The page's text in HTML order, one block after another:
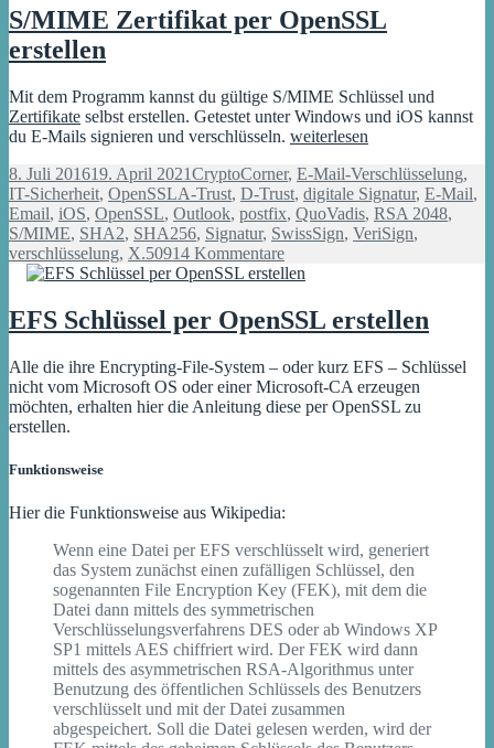
with
SoftHSM2
OpenSSL
X.509
SoftHSM2
S/MIME Zertifikat per OpenSSL
erstellen
Mit dem Programm kannst du gültige S/MIME Schlüssel und
Zertifikate selbst erstellen. Getestet unter Windows und iOS kannst
du E-Mails signieren und verschlüsseln. S/MIME
per
OpenSSL
erstellen
weiterlesen
Veröffentlicht
am
8. Juli 201619. April 2021Kategorien
CryptoCorner, E-Mail-Verschlüsselung,
IT-Sicherheit, OpenSSLSchlagwörter
A-Trust, D-Trust, digitale Signatur, E-Mail,
Email, iOS, OpenSSL, Outlook, postfix, QuoVadis, RSA 2048,
S/MIME, SHA2, SHA256, Signatur, SwissSign, VeriSign,
verschlüsselung, X.50914 Kommentarezu
S/MIME
per
OpenSSL
EFS Schlüssel per OpenSSL erstellen
Alle die ihre Encrypting-File-System – oder kurz EFS – Schlüssel
nicht vom Microsoft OS oder einer Microsoft-CA erzeugen
möchten, erhalten hier die Anleitung diese per OpenSSL zu
erstellen.
Funktionsweise
Hier die Funktionsweise aus Wikipedia:
Wenn eine Datei per EFS verschlüsselt wird, generiert
das System zunächst einen zufälligen Schlüssel, den
sogenannten File Encryption Key (FEK), mit dem die
Datei dann mittels des symmetrischen
Verschlüsselungsverfahrens DES oder ab Windows XP
SP1 mittels AES chiffriert wird. Der FEK wird dann
mittels des asymmetrischen RSA-Algorithmus unter
Benutzung des öffentlichen Schlüssels des Benutzers
verschlüsselt und mit der Datei zusammen
abgespeichert. Soll die Datei gelesen werden, wird der